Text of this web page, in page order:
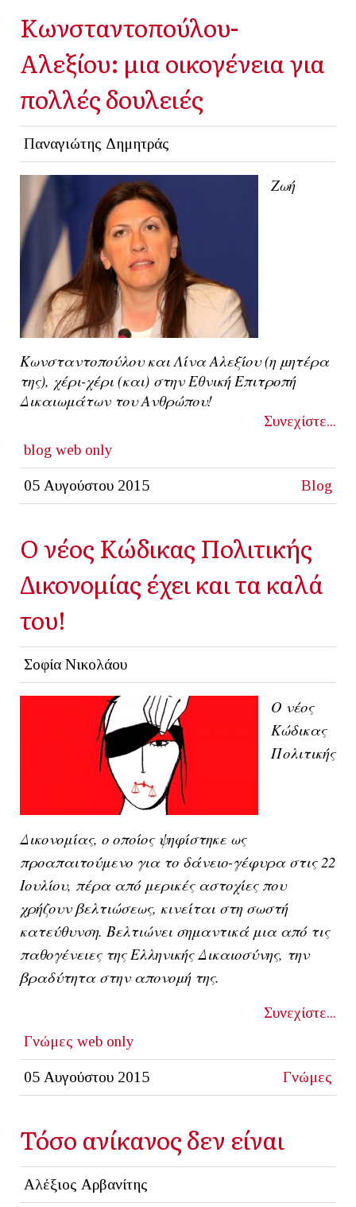
Κωνσταντοπούλου-
Αλεξίου: μια οικογένεια για
πολλές δουλειές
Παναγιώτης Δημητράς
Zωή
Κωνσταντοπούλου και Λίνα Αλεξίου (η μητέρα
της), χέρι-χέρι (και) στην Εθνική Επιτροπή
Δικαιωμάτων του Ανθρώπου!
Συνεχίστε...
blog web only
05 Αυγούστου 2015 Blog
Ο νέος Κώδικας Πολιτικής
Δικονομίας έχει και τα καλά
του!
Σοφία Νικολάου
Ο νέος
Κώδικας
Πολιτικής
Δικονομίας, ο οποίος ψηφίστηκε ως
προαπαιτούμενο για το δάνειο-γέφυρα στις 22
Ιουλίου, πέρα από μερικές αστοχίες που
χρήζουν βελτιώσεως, κινείται στη σωστή
κατεύθυνση. Βελτιώνει σημαντικά μια από τις
παθογένειες της Ελληνικής Δικαιοσύνης, την
βραδύτητα στην απονομή της.
Συνεχίστε...
Γνώμες web only
05 Αυγούστου 2015 Γνώμες
Τόσο ανίκανος δεν είναι
Αλέξιος Αρβανίτης